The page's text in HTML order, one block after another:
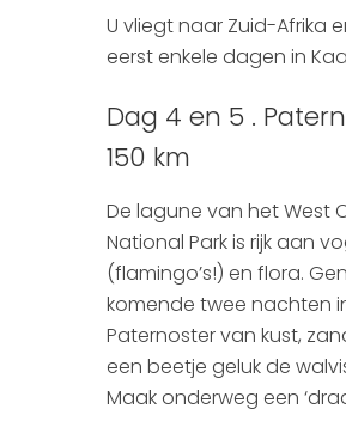
U vliegt naar Zuid-Afrika
eerst enkele dagen in
Dag 4 en 5 .
150 km
De lagune van het West
National Park is rijk aan
(flamingo’s!) en flora.
komende twee nachten
Paternoster van kust,
een beetje geluk de
Maak onderweg een